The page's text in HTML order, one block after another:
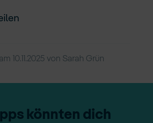
10.11.2025 von Sarah Grün
könnten dich